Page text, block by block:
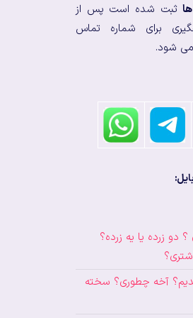
ثبت شده است پس از
برای شماره تماس
می شود.
دو زرده یا یه زرده؟
آخه چطوری؟ سخته